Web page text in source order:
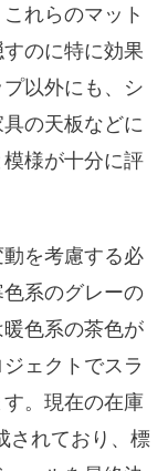
れらのマット
のに特に効果
以外にも、シ
の天板などに
様が十分に評
を考慮する必
系のグレーの
色系の茶色が
ェクトでスラ
。現在の在庫
されており、標